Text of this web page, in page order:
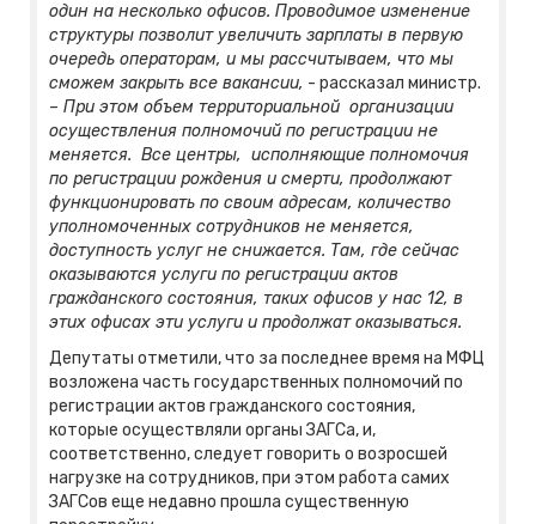
один на несколько офисов. Проводимое изменение
структуры позволит увеличить зарплаты в первую
очередь операторам, и мы рассчитываем, что мы
сможем закрыть все вакансии, - рассказал министр.
– При этом объем территориальной организации
осуществления полномочий по регистрации не
меняется. Все центры, исполняющие полномочия
по регистрации рождения и смерти, продолжают
функционировать по своим адресам, количество
уполномоченных сотрудников не меняется,
доступность услуг не снижается. Там, где сейчас
оказываются услуги по регистрации актов
гражданского состояния, таких офисов у нас 12, в
этих офисах эти услуги и продолжат оказываться.
Депутаты отметили, что за последнее время на МФЦ
возложена часть государственных полномочий по
регистрации актов гражданского состояния,
которые осуществляли органы ЗАГСа, и,
соответственно, следует говорить о возросшей
нагрузке на сотрудников, при этом работа самих
ЗАГСов еще недавно прошла существенную